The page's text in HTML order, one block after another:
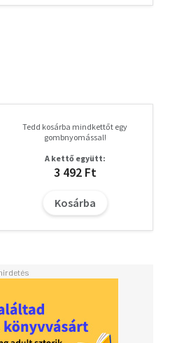
Tedd kosárba mindkettőt egy
gombnyomással!
A kettő együtt:
3 492 Ft
Kosárba